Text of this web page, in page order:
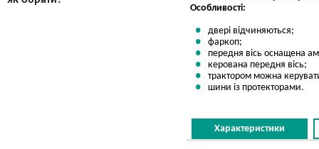
Особливості:
двері відчиняються;
фаркоп;
передня вісь оснащена
керована передня вісь;
трактором можна
шини із протекторами.
Характеристики